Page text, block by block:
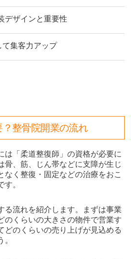
デザインと重要性
集客力アップ
整骨院開業の流れ
は「柔道整復師」の資格が必要に
骨、筋、じん帯などに支障が生じ
なく整復・固定などの治療をおこ
す。
る流れを紹介します。まずは事業
のくらいの大きさの物件で営業す
どのくらいの売り上げが見込める